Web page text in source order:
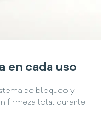
en cada uso
de bloqueo y
firmeza total durante